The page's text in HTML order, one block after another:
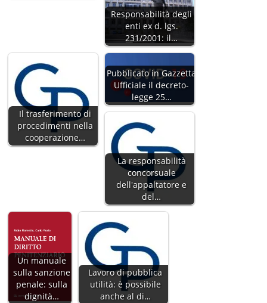
Responsabilità degli
enti ex d. lgs.
231/2001: il…
Il trasferimento di
procedimenti nella
cooperazione…
Pubblicato in Gazzetta
Ufficiale il decreto-
legge 25…
La responsabilità
concorsuale
dell'appaltatore e
del…
Un manuale
sulla sanzione
penale: sulla
dignità…
Lavoro di pubblica
utilità: è possibile
anche al di…